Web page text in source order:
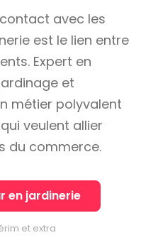
avec les
est le lien entre
Expert en
et
métier polyvalent
veulent allier
du commerce.
en jardinerie
et extra